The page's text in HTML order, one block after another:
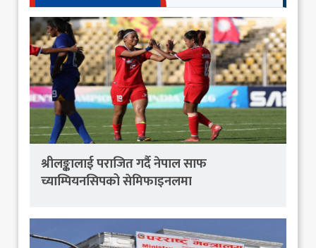
श्रीलङ्कालाई पराजित गर्दै नेपाल साफ
च्याम्पियनसिपको सेमिफाइनलमा